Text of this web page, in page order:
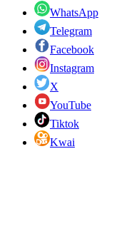
WhatsApp
Telegram
Facebook
Instagram
X
YouTube
Tiktok
Kwai